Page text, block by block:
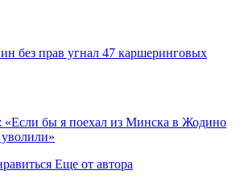
без прав угнал 47 каршеринговых
«Если бы я поехал из Минска в Жодино
Еще от автора